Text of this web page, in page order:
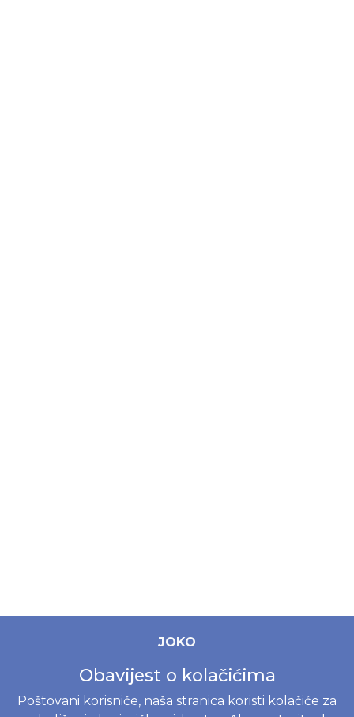
JOKO
Početak
Prodavnica
Obavijest o kolačićima
Poštovani korisniče, naša stranica koristi kolačiće za